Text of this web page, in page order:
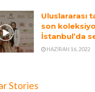
Uluslararası
son
İstanbul’da
HAZIRAN 16, 2022
Stories